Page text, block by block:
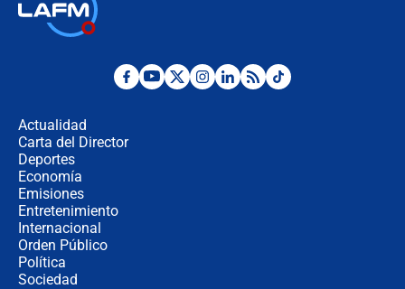
Posesión de Abelardo De La Espriella
Actualidad
Carta del Director
Deportes
Economía
Emisiones
Entretenimiento
Internacional
Orden Público
Política
Sociedad